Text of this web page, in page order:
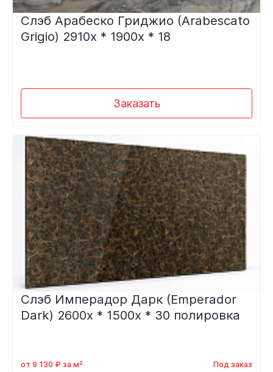
Слэб Арабеско Гриджио (Arabescato
Grigio) 2910х * 1900х * 18
Заказать
Слэб Имперадор Дарк (Emperador
Dark) 2600x * 1500x * 30 полировка
от 9 130 ₽ за м² Под заказ